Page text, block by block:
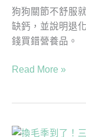
狗狗關節不舒服
缺鈣，並說明退
錢買錯營養品。
要
知
道！
Read More »
換